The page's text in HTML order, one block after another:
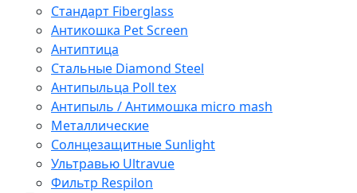
Стандарт Fiberglass
Антикошка Pet Screen
Антиптица
Стальные Diamond Steel
Антипыльца Poll tex
Антипыль / Антимошка micro mash
Металлические
Солнцезащитные Sunlight
Ультравью Ultravue
Фильтр Respilon